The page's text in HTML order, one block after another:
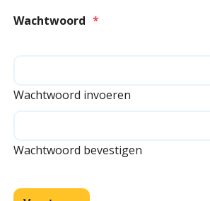
Wachtwoord *
Wachtwoord invoeren
Wachtwoord bevestigen